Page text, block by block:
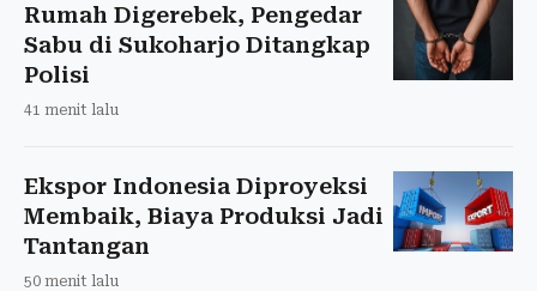
Rumah Digerebek, Pengedar
Sabu di Sukoharjo Ditangkap
Polisi
41 menit lalu
Ekspor Indonesia Diproyeksi
Membaik, Biaya Produksi Jadi
Tantangan
50 menit lalu